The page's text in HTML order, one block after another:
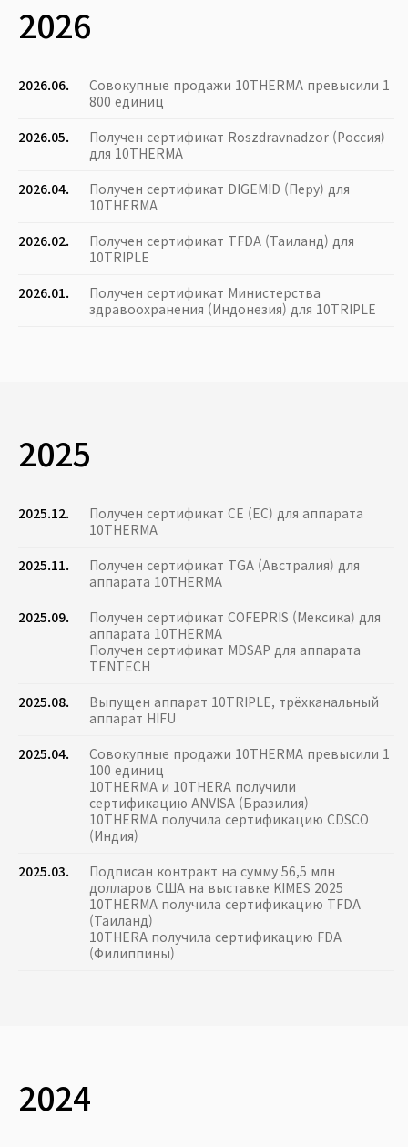
2026
2026.06.
Совокупные продажи 10THERMA превысили 1
800 единиц
2026.05.
Получен сертификат Roszdravnadzor (Россия)
для 10THERMA
2026.04.
Получен сертификат DIGEMID (Перу) для
10THERMA
2026.02.
Получен сертификат TFDA (Таиланд) для
10TRIPLE
2026.01.
Получен сертификат Министерства
здравоохранения (Индонезия) для 10TRIPLE
2025
2025.12.
Получен сертификат CE (ЕС) для аппарата
10THERMA
2025.11.
Получен сертификат TGA (Австралия) для
аппарата 10THERMA
2025.09.
Получен сертификат COFEPRIS (Мексика) для
аппарата 10THERMA
Получен сертификат MDSAP для аппарата
TENTECH
2025.08.
Выпущен аппарат 10TRIPLE, трёхканальный
аппарат HIFU
2025.04.
Совокупные продажи 10THERMA превысили 1
100 единиц
10THERMA и 10THERA получили
сертификацию ANVISA (Бразилия)
10THERMA получила сертификацию CDSCO
(Индия)
2025.03.
Подписан контракт на сумму 56,5 млн
долларов США на выставке KIMES 2025
10THERMA получила сертификацию TFDA
(Таиланд)
10THERA получила сертификацию FDA
(Филиппины)
2024